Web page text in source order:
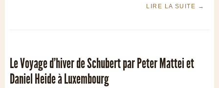
LIRE LA SUITE →
Le Voyage d’hiver de Schubert par Peter Mattei et
Daniel Heide à Luxembourg